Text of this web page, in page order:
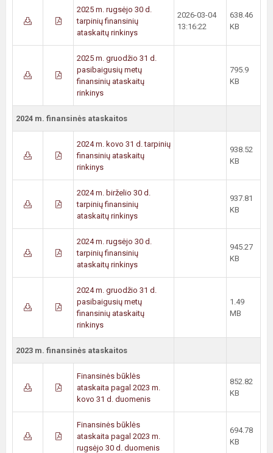
2025 m. rugsėjo 30 d.
tarpinių finansinių
ataskaitų rinkinys
2026-03-04
13:16:22
638.46
KB
2025 m. gruodžio 31 d.
pasibaigusių metų
finansinių ataskaitų
rinkinys
795.9
KB
2024 m. finansinės ataskaitos
2024 m. kovo 31 d. tarpinių
finansinių ataskaitų
rinkinys
938.52
KB
2024 m. birželio 30 d.
tarpinių finansinių
ataskaitų rinkinys
937.81
KB
2024 m. rugsėjo 30 d.
tarpinių finansinių
ataskaitų rinkinys
945.27
KB
2024 m. gruodžio 31 d.
pasibaigusių metų
finansinių ataskaitų
rinkinys
1.49
MB
2023 m. finansinės ataskaitos
Finansinės būklės
ataskaita pagal 2023 m.
kovo 31 d. duomenis
852.82
KB
Finansinės būklės
ataskaita pagal 2023 m.
rugsėjo 30 d. duomenis
694.78
KB